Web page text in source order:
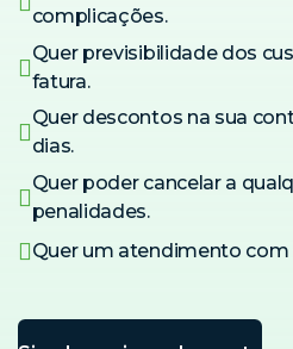
complicações.
Quer previsibilidade dos
fatura.
Quer descontos na sua
dias.
Quer poder cancelar a
penalidades.
Quer um atendimento